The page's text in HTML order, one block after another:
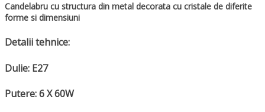
Candelabru cu structura din metal decorata cu cristale de diferite
forme si dimensiuni
Detalii tehnice:
Dulie: E27
Putere: 6 X 60W